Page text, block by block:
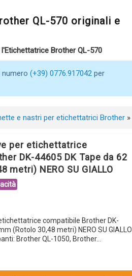
QL-570 originali e
Brother QL-570
(+39) 0776.917042per
e nastri per etichettatrici Brother»
per etichettatrice
DK-44605 DK Tape da 62
metri) NERO SU GIALLO
compatibile Brother DK-
(Rotolo 30,48 metri) NERO SU GIALLO
Brother QL-1050, Brother…